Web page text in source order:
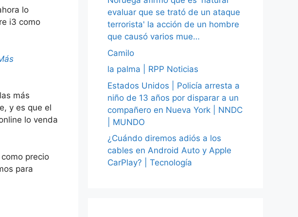
lo
i3 como
más
y es que el
lo venda
precio
para
evaluar que se trató de un ataque
terrorista' la acción de un hombre
que causó varios mue…
Camilo
la palma | RPP Noticias
Estados Unidos | Policía arresta a
niño de 13 años por disparar a un
compañero en Nueva York | NNDC
| MUNDO
¿Cuándo diremos adiós a los
cables en Android Auto y Apple
CarPlay? | Tecnología